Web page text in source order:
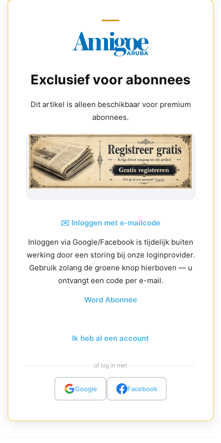
Exclusief voor abonnees
Dit artikel is alleen beschikbaar voor premium
abonnees.
✉️ Inloggen met e-mailcode
Inloggen via Google/Facebook is tijdelijk buiten
werking door een storing bij onze loginprovider.
Gebruik zolang de groene knop hierboven — u
ontvangt een code per e-mail.
Word Abonnee
Ik heb al een account
of log in met
Google Facebook